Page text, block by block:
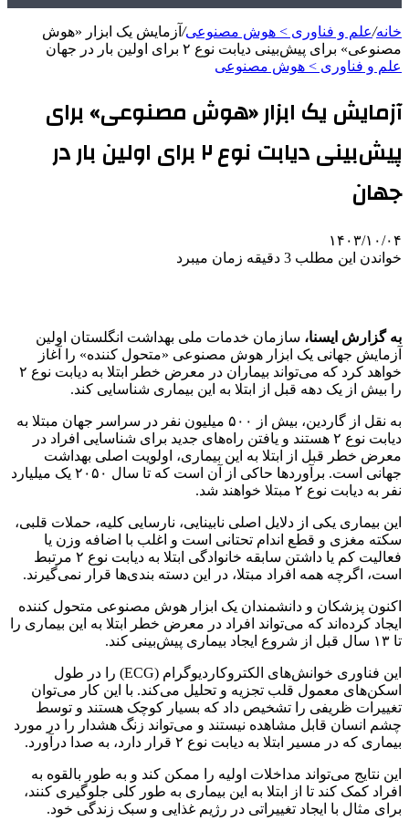
خانه/علم و فناوری‌ > هوش مصنوعی/ آزمایش یک ابزار «هوش
مصنوعی» برای پیش‌بینی دیابت نوع ۲ برای اولین بار در جهان
علم و فناوری‌ > هوش مصنوعی
آزمایش یک ابزار «هوش مصنوعی» برای
پیش‌بینی دیابت نوع ۲ برای اولین بار در
جهان
۱۴۰۳/۱۰/۰۴
خواندن این مطلب 3 دقیقه زمان میبرد
به گزارش ایسنا، سازمان خدمات ملی بهداشت انگلستان اولین
آزمایش جهانی یک ابزار هوش مصنوعی «متحول کننده» را آغاز
خواهد کرد که می‌تواند بیماران در معرض خطر ابتلا به دیابت نوع ۲
را بیش از یک دهه قبل از ابتلا به این بیماری شناسایی کند.
به نقل از گاردین، بیش از ۵۰۰ میلیون نفر در سراسر جهان مبتلا به
دیابت نوع ۲ هستند و یافتن راه‌های جدید برای شناسایی افراد در
معرض خطر قبل از ابتلا به این بیماری، اولویت اصلی بهداشت
جهانی است. برآوردها حاکی از آن است که تا سال ۲۰۵۰ یک میلیارد
نفر به دیابت نوع ۲ مبتلا خواهند شد.
این بیماری یکی از دلایل اصلی نابینایی، نارسایی کلیه، حملات قلبی،
سکته مغزی و قطع اندام تحتانی است و اغلب با اضافه وزن یا
فعالیت کم یا داشتن سابقه خانوادگی ابتلا به دیابت نوع ۲ مرتبط
است، اگرچه همه افراد مبتلا، در این دسته بندی‌ها قرار نمی‌گیرند.
اکنون پزشکان و دانشمندان یک ابزار هوش مصنوعی متحول کننده
ایجاد کرده‌اند که می‌تواند افراد در معرض خطر ابتلا به این بیماری را
تا ۱۳ سال قبل از شروع ایجاد بیماری پیش‌بینی کند.
این فناوری خوانش‌های الکتروکاردیوگرام (ECG) را در طول
اسکن‌های معمول قلب تجزیه و تحلیل می‌کند. با این کار می‌توان
تغییرات ظریفی را تشخیص داد که بسیار کوچک هستند و توسط
چشم انسان قابل مشاهده نیستند و می‌تواند زنگ هشدار را در مورد
بیماری که در مسیر ابتلا به دیابت نوع ۲ قرار دارد، به صدا درآورد.
این نتایج می‌تواند مداخلات اولیه را ممکن کند و به طور بالقوه به
افراد کمک کند تا از ابتلا به این بیماری به طور کلی جلوگیری کنند،
برای مثال با ایجاد تغییراتی در رژیم غذایی و سبک زندگی خود.